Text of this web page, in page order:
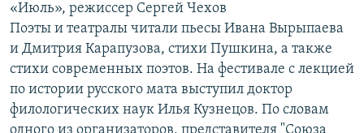
«Июль», режиссер Сергей Чехов​
Поэты и театралы читали пьесы Ивана Вырыпаева
и Дмитрия Карапузова, стихи Пушкина, а также
стихи современных поэтов. На фестивале с лекцией
по истории русского мата выступил доктор
филологических наук Илья Кузнецов. По словам